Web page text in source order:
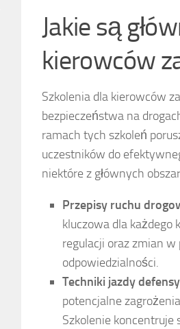
Jakie są
kierowców
Szkolenia dla kierowców
bezpieczeństwa na
ramach tych szkoleń
uczestników do
niektóre z głównych
Przepisy ruchu
kluczowa dla każdego
regulacji oraz zmian
odpowiedzialności.
Techniki jazdy
potencjalne
Szkolenie